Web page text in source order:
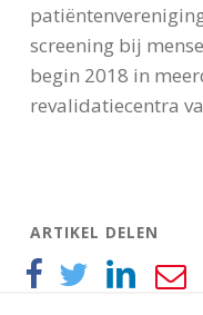
screening bij
begin 2018 in
revalidatiecentra
ARTIKEL DELEN